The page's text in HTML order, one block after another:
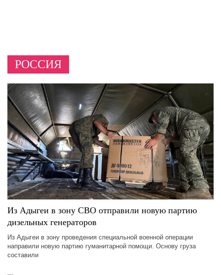
РОССИЯ
Из Адыгеи в зону СВО отправили новую партию
дизельных генераторов
Из Адыгеи в зону проведения специальной военной операции
направили новую партию гуманитарной помощи. Основу груза
составили